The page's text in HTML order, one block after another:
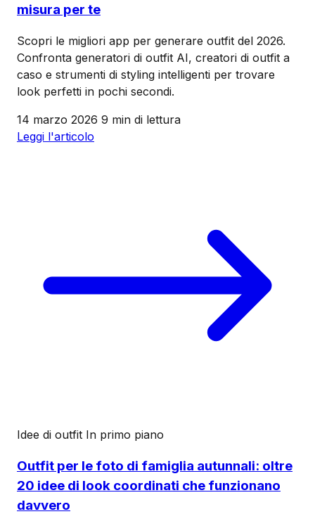
misura per te
Scopri le migliori app per generare outfit del 2026.
Confronta generatori di outfit AI, creatori di outfit a
caso e strumenti di styling intelligenti per trovare
look perfetti in pochi secondi.
14 marzo 2026 9 min di lettura
Leggi l'articolo
Idee di outfit In primo piano
Outfit per le foto di famiglia autunnali: oltre
20 idee di look coordinati che funzionano
davvero